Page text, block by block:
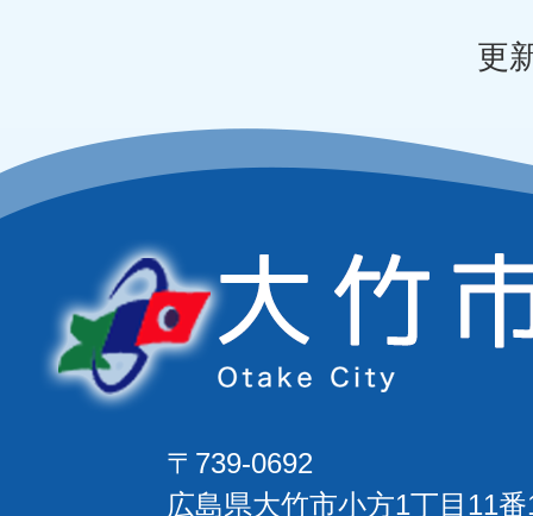
更
〒739-0692
広島県大竹市小方1丁目11